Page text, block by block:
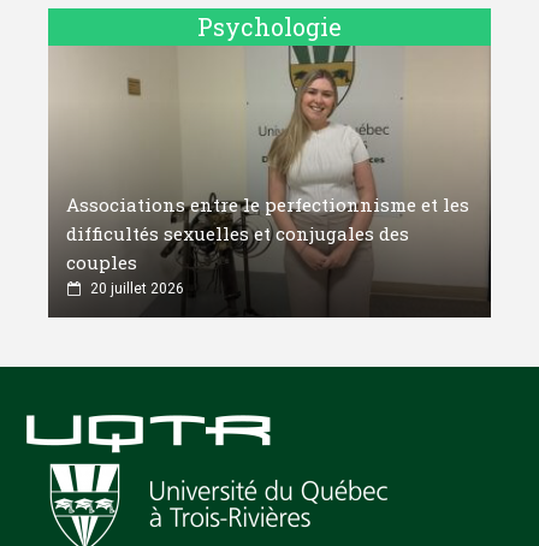
Psychologie
Associations entre le perfectionnisme et les
difficultés sexuelles et conjugales des
couples
20 juillet 2026